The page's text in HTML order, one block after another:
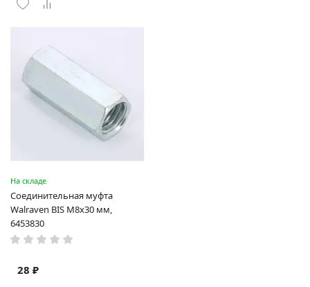
На складе
Соединительная муфта
Walraven BIS M8x30 мм,
6453830
28 ₽